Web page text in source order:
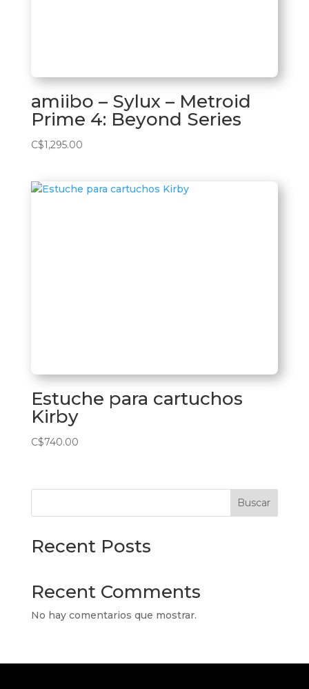
amiibo – Sylux – Metroid
Prime 4: Beyond Series
C$1,295.00
Estuche para cartuchos
Kirby
C$740.00
Buscar
Recent Posts
Recent Comments
No hay comentarios que mostrar.